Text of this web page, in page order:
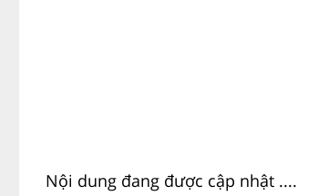
Nội dung đang được cập nhật ....